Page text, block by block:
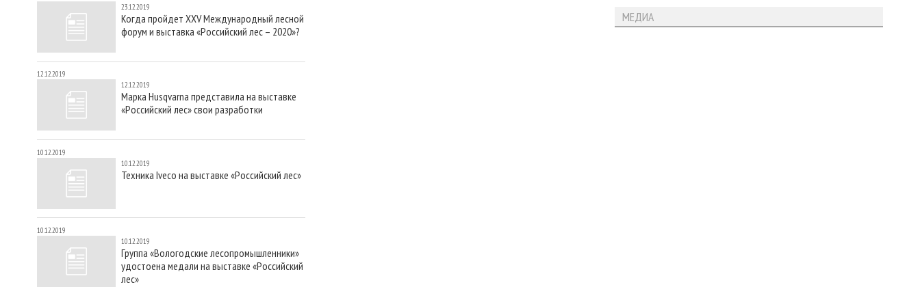
23.12.2019
Когда пройдет XXV Международный лесной
форум и выставка «Российский лес – 2020»?
12.12.2019
12.12.2019
Марка Husqvarna представила на выставке
«Российский лес» свои разработки
10.12.2019
10.12.2019
Техника Iveco на выставке «Российский лес»
10.12.2019
10.12.2019
Группа «Вологодские лесопромышленники»
удостоена медали на выставке «Российский
лес»
МЕДИА